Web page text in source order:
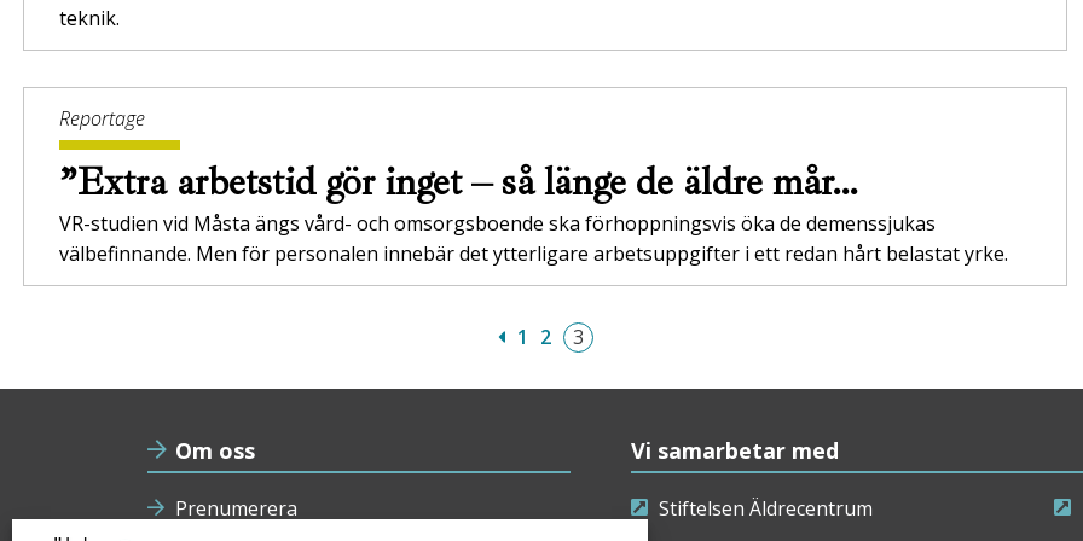
teknik.
Reportage
”Extra arbetstid gör inget – så länge de äldre mår…
VR-studien vid Måsta ängs vård- och omsorgsboende ska förhoppningsvis öka de demenssjukas
välbefinnande. Men för personalen innebär det ytterligare arbetsuppgifter i ett redan hårt belastat yrke.
1 2 3
Om oss
Prenumerera
Vi samarbetar med
Stiftelsen Äldrecentrum